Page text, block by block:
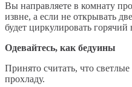
Вы направляете в комнату
извне, а если не открывать
будет циркулировать горячий
Одевайтесь, как бедуины
Принято считать, что
прохладу.